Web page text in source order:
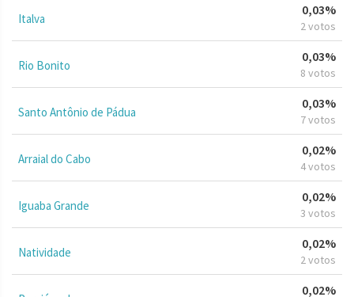
Italva
0,03%
2 votos
Rio Bonito
0,03%
8 votos
Santo Antônio de Pádua
0,03%
7 votos
Arraial do Cabo
0,02%
4 votos
Iguaba Grande
0,02%
3 votos
Natividade
0,02%
2 votos
0,02%